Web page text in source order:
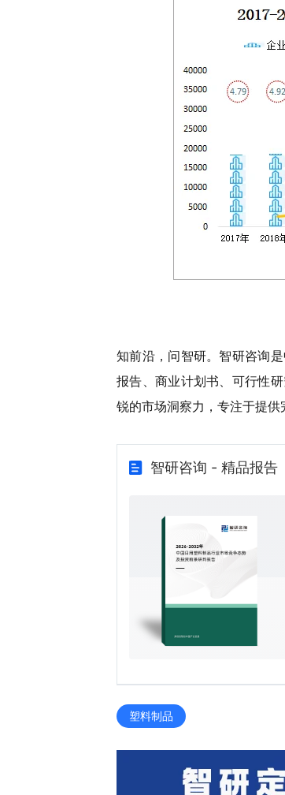
知前沿，问智研。智研咨询
报告、商业计划书、可行性
锐的市场洞察力，专注于提供
智研咨询 - 精品报告
塑料制品